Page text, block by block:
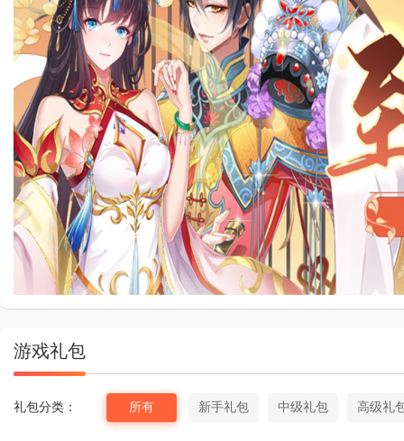
游戏礼包
礼包分类： 所有 新手礼包 中级礼包 高级礼